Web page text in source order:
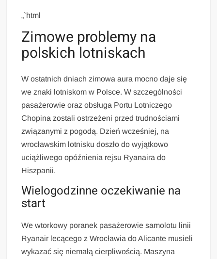
„`html
Zimowe problemy na
polskich lotniskach
W ostatnich dniach zimowa aura mocno daje się
we znaki lotniskom w Polsce. W szczególności
pasażerowie oraz obsługa Portu Lotniczego
Chopina zostali ostrzeżeni przed trudnościami
związanymi z pogodą. Dzień wcześniej, na
wrocławskim lotnisku doszło do wyjątkowo
uciążliwego opóźnienia rejsu Ryanaira do
Hiszpanii.
Wielogodzinne oczekiwanie na
start
We wtorkowy poranek pasażerowie samolotu linii
Ryanair lecącego z Wrocławia do Alicante musieli
wykazać się niemałą cierpliwością. Maszyna